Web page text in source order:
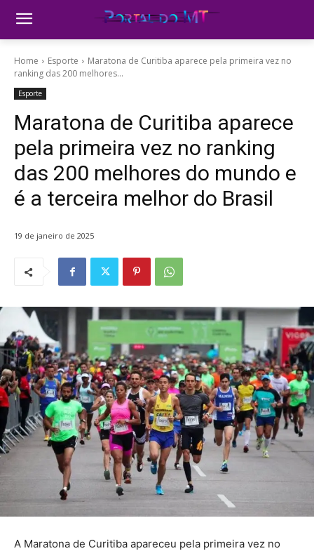
Home Esporte
Maratona de Curitiba aparece pela primeira vez no
ranking das 200 melhores...
Esporte
Maratona de Curitiba aparece
pela primeira vez no ranking
das 200 melhores do mundo e
é a terceira melhor do Brasil
19 de janeiro de 2025
A Maratona de Curitiba apareceu pela primeira vez no